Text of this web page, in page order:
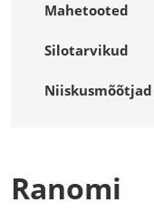
Mahetooted
Silotarvikud
Ranomi